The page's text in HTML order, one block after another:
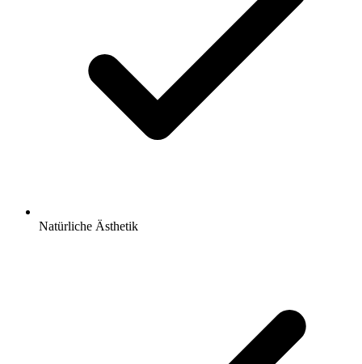
Natürliche Ästhetik